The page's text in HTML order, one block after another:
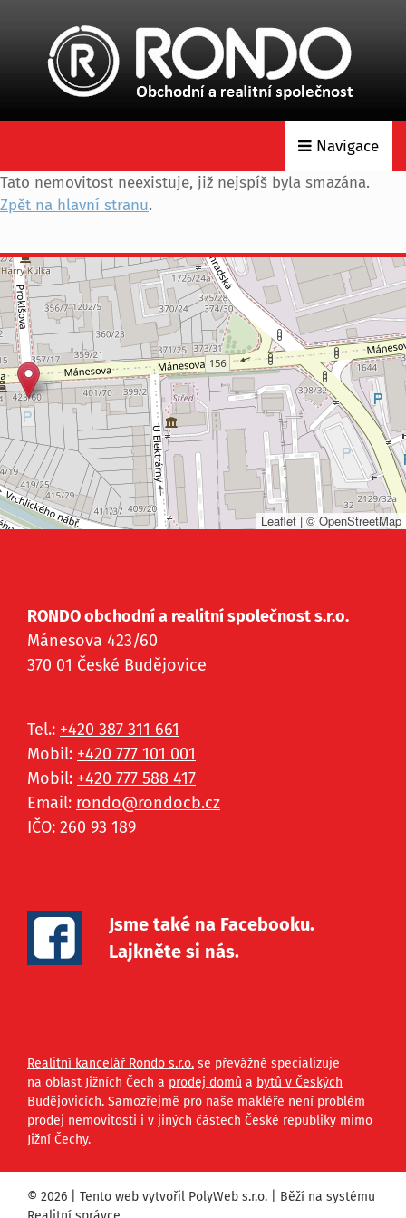
Navigace
Tato nemovitost neexistuje, již nejspíš byla smazána.
Zpět na hlavní stranu.
Leaflet | © OpenStreetMap
RONDO obchodní a realitní společnost s.r.o.
Mánesova 423/60
370 01 České Budějovice
Tel.: +420 387 311 661
Mobil: +420 777 101 001
Mobil: +420 777 588 417
Email: rondo@rondocb.cz
IČO: 260 93 189
Jsme také na Facebooku.
Lajkněte si nás.
Realitní kancelář Rondo s.r.o. se převážně specializuje
na oblast Jižních Čech a prodej domů a bytů v Českých
Budějovicích. Samozřejmě pro naše makléře není problém
prodej nemovitosti i v jiných částech České republiky mimo
Jižní Čechy.
© 2026 | Tento web vytvořil PolyWeb s.r.o. | Běží na systému